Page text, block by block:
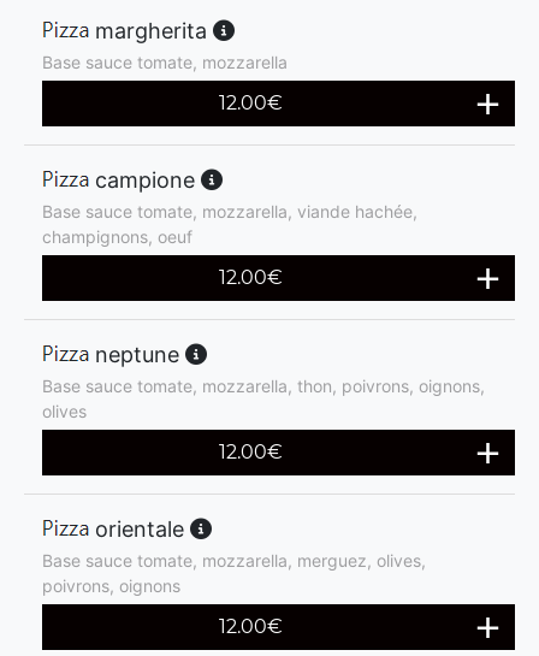
margherita
Base sauce tomate, mozzarella
12.00€
campione
Base sauce tomate, mozzarella, viande hachée,
champignons, oeuf
12.00€
neptune
Base sauce tomate, mozzarella, thon, poivrons, oignons,
olives
12.00€
orientale
Base sauce tomate, mozzarella, merguez, olives,
poivrons, oignons
12.00€